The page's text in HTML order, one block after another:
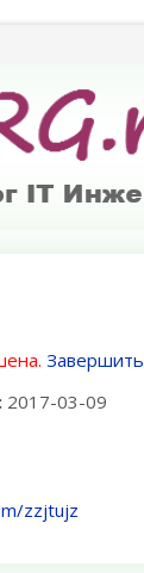
Завершить
2017-03-09
zzjtujz